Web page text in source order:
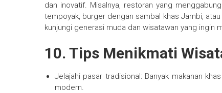
dan inovatif. Misalnya, restoran yang
tempoyak, burger dengan sambal khas Jambi,
kunjungi generasi muda dan wisatawan yang ingin
10. Tips Menikmati
Jelajahi pasar tradisional: Banyak makanan
modern.